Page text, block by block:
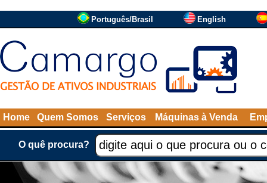
Português/Brasil English
Home Quem Somos Serviços Máquinas à Venda
O quê procura?